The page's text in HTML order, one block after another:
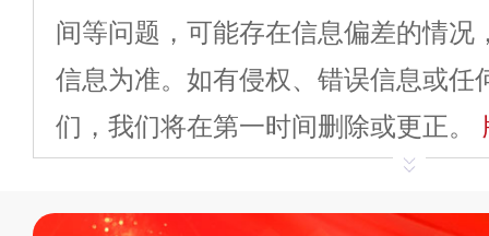
间等问题，可能存在信息偏差的情况
信息为准。如有侵权、错误信息或任
们，我们将在第一时间删除或更正。
平台自有内容（文字
标、LOGO 等）知识产权归本站所